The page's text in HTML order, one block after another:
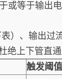
或等于输出
）、输出过
绝上下管直通
触发阈值